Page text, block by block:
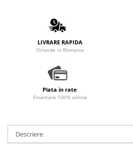
Piese schimb espressoare
Accesorii si intretinere
Curatare
Altele
LIVRARE RAPIDA
Oriunde in Romania
Plata in rate
Finantare 100% online
Descriere